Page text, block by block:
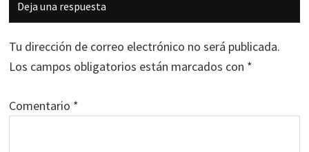
con
los
lectores
Deja una respuesta
Tu dirección de correo electrónico no será publicada.
Los campos obligatorios están marcados con *
Comentario *